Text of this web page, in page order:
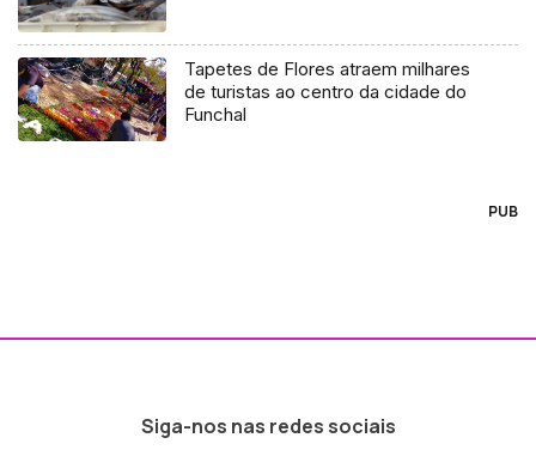
Tapetes de Flores atraem milhares
de turistas ao centro da cidade do
Funchal
PUB
Siga-nos nas redes sociais